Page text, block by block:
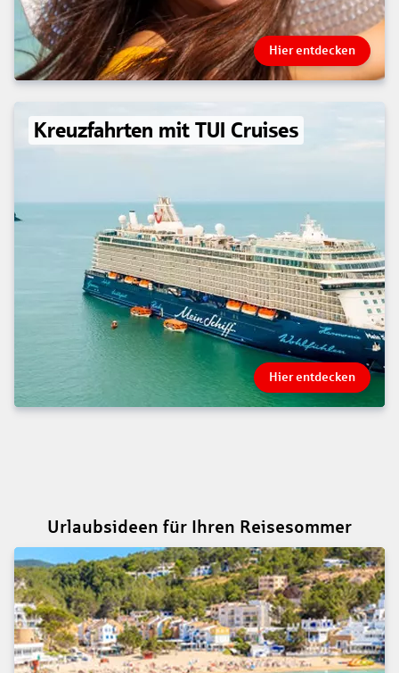
Hier entdecken
Kreuzfahrten mit TUI Cruises
Hier entdecken
Urlaubsideen für Ihren Reisesommer